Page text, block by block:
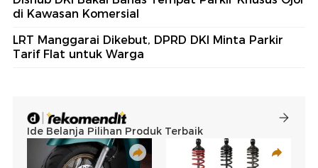
di Kawasan Komersial
LRT Manggarai Dikebut, DPRD DKI Minta Parkir
Tarif Flat untuk Warga